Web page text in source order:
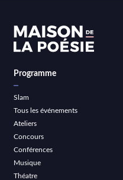
Programme
Slam
Tous les événements
Ateliers
Concours
Conférences
Musique
Théatre